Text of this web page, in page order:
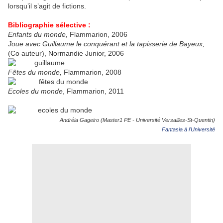
lorsqu’il s’agit de fictions.
Bibliographie sélective :
Enfants du monde, Flammarion, 2006
Joue avec Guillaume le conquérant et la tapisserie de Bayeux,
(Co auteur), Normandie Junior, 2006
Fêtes du monde, Flammarion, 2008
Ecoles du monde , Flammarion, 2011
Andréia Gageiro (Master1 PE - Université Versailles-St-Quentin)
Fantasia à l'Université